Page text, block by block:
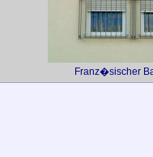
Franz�sischer